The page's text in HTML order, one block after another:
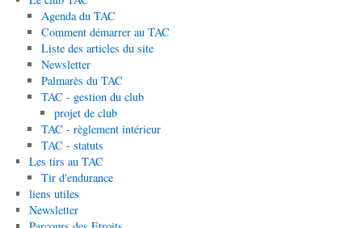
Agenda du TAC
Comment démarrer au TAC
Liste des articles du site
Newsletter
Palmarès du TAC
TAC - gestion du club
projet de club
TAC - règlement intérieur
TAC - statuts
Les tirs au TAC
Tir d'endurance
liens utiles
Newsletter